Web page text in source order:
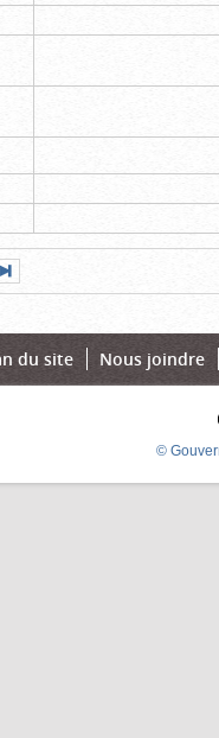
page
du site Nous joindre
©